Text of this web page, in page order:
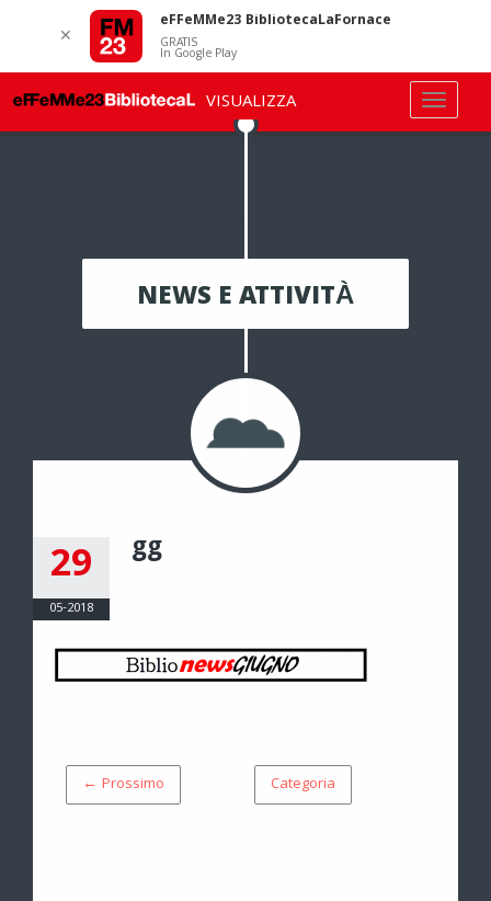
NEWS E ATTIVITÀ
29
05-2018
gg
← Prossimo Categoria
✕
eFFeMMe23 BibliotecaLaFornace
GRATIS
In Google Play
VISUALIZZA